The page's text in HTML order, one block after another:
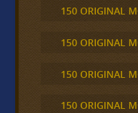
150 ORIGINAL
150 ORIGINAL
150 ORIGINAL
150 ORIGINAL